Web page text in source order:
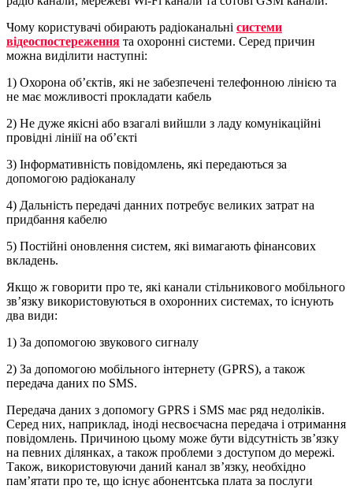
Чому користувачі обирають радіоканальні системи
відеоспостереження та охоронні системи. Серед причин
можна виділити наступні:
1) Охорона об’єктів, які не забезпечені телефонною лінією та
не має можливості прокладати кабель
2) Не дуже якісні або взагалі вийшли з ладу комунікаційні
провідні лініії на об’єкті
3) Інформативність повідомлень, які передаються за
допомогою радіоканалу
4) Дальність передачі данних потребує великих затрат на
придбання кабелю
5) Постійні оновлення систем, які вимагають фінансових
вкладень.
Якщо ж говорити про те, які канали стільникового мобільного
зв’язку використовуються в охоронних системах, то існують
два види:
1) За допомогою звукового сигналу
2) За допомогою мобільного інтернету (GPRS), а також
передача даних по SMS.
Передача даних з допомогу GPRS і SMS має ряд недоліків.
Серед них, наприклад, іноді несвоєчасна передача і отримання
повідомлень. Причиною цьому може бути відсутність зв’язку
на певних ділянках, а також проблеми з доступом до мережі.
Також, використовуючи даний канал зв’язку, необхідно
пам’ятати про те, що існує абонентська плата за послуги